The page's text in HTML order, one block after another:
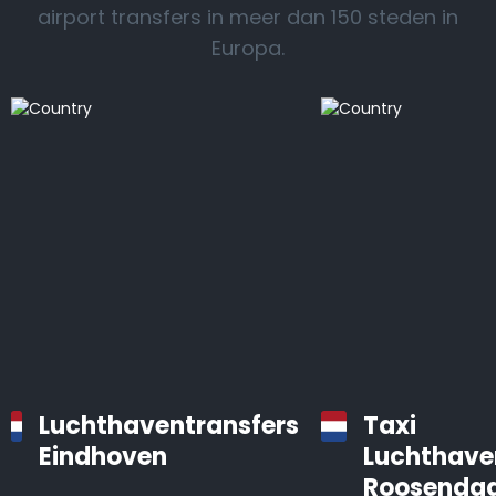
airport transfers in meer dan 150 steden in
Europa.
Luchthaventransfers
Eindhoven
Taxi